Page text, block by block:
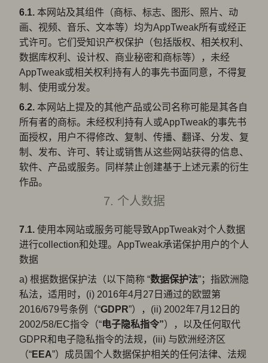
6.1. 本网站及其组件（商标、标志、图形、照片、动
画、视频、音乐、文本等）均为AppTweak所有或经正
式许可。它们受知识产权保护（包括版权、相关权利、
数据库权利、设计权、商业秘密和商标等），未经
AppTweak或相关权利持有人的事先书面同意，不得复
制、使用或分发。
6.2. 本网站上提及的其他产品或公司名称可能是其各自
所有者的商标。未经权利持有人或AppTweak的事先书
面授权，用户不得修改、复制、传播、翻译、分发、复
制、发布、许可、转让或销售从这些网站获得的信息、
软件、产品或服务。同样禁止创建基于上述元素的衍生
作品。
7. 个人数据
7.1. 使用本网站或服务可能导致AppTweak对个人数据
进行collection和处理。AppTweak承诺保护用户的个人
数据
a) 根据数据保护法（以下简称 “数据保护法”；指欧洲隐
私法，适用时，(i) 2016年4月27日通过的欧盟第
2016/679号条例（“GDPR”），(ii) 2002年7月12日的
2002/58/EC指令（“电子隐私指令”），以及任何取代
GDPR和电子隐私指令的法规，(iii) 与欧洲经济区
（“EEA”）成员国个人数据保护相关的任何法律、法规